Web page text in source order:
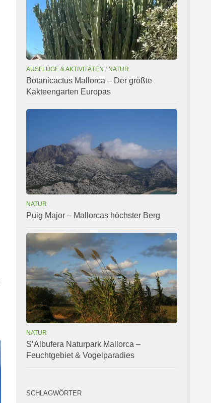
AUSFLÜGE & AKTIVITÄTEN / NATUR
Botanicactus Mallorca – Der größte
Kakteengarten Europas
NATUR
Puig Major – Mallorcas höchster Berg
NATUR
S’Albufera Naturpark Mallorca –
Feuchtgebiet & Vogelparadies
SCHLAGWÖRTER